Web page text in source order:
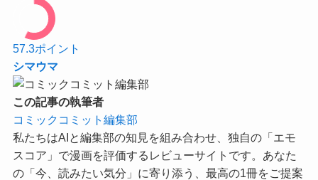
57.3ポイント
シマウマ
この記事の執筆者
コミックコミット編集部
私たちはAIと編集部の知見を組み合わせ、独自の「エモ
スコア」で漫画を評価するレビューサイトです。あなた
の「今、読みたい気分」に寄り添う、最高の1冊をご提案